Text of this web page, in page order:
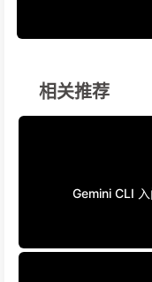
相关推荐
Gemini CLI 入